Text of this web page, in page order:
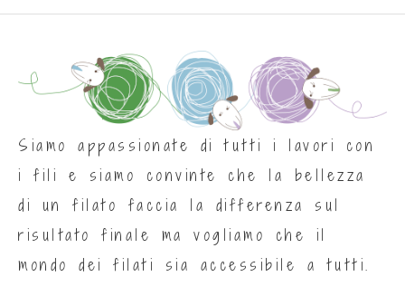
Siamo appassionate di tutti i lavori con
i fili e siamo convinte che la bellezza
di un filato faccia la differenza sul
risultato finale ma vogliamo che il
mondo dei filati sia accessibile a tutti.